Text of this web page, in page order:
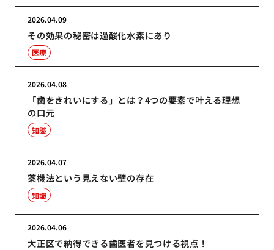
その効果の秘密は過酸化水素にあり
2026.04.09
医療
「歯をきれいにする」とは？4つの要素で叶える理想
の口元
2026.04.08
知識
薬機法という見えない壁の存在
2026.04.07
知識
大正区で納得できる歯医者を見つける視点！
2026.04.06